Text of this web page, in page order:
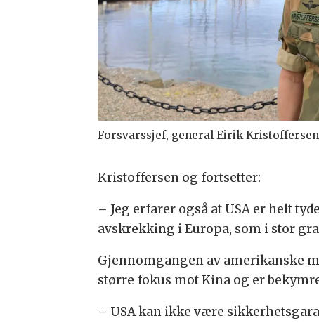
Forsvarssjef, general Eirik
Kristoffersen og fortsetter:
– Jeg erfarer også at USA er helt
avskrekking i Europa, som i stor
Gjennomgangen av amerikanske
større fokus mot Kina og er
– USA kan ikke være